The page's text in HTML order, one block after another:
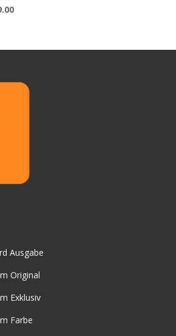
Aktueller
CHF 49.00.
Ausgabe
Original
Exklusiv
Farbe